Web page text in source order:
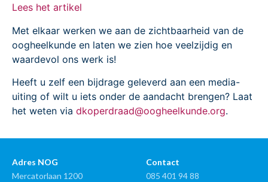
Lees het artikel
Met elkaar werken we aan de zichtbaarheid van de
oogheelkunde en laten we zien hoe veelzijdig en
waardevol ons werk is!
Heeft u zelf een bijdrage geleverd aan een media-
uiting of wilt u iets onder de aandacht brengen? Laat
het weten via dkoperdraad@oogheelkunde.org.
Adres NOG
Mercatorlaan 1200
Contact
085 401 94 88